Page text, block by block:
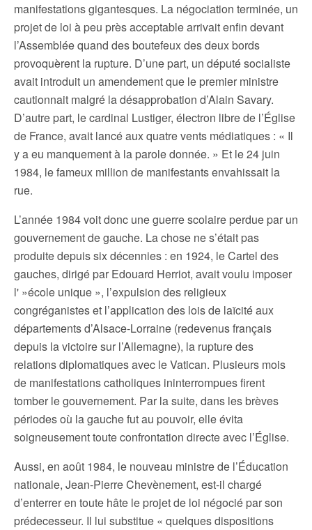
manifestations gigantesques. La négociation terminée, un
projet de loi à peu près acceptable arrivait enfin devant
l’Assemblée quand des boutefeux des deux bords
provoquèrent la rupture. D’une part, un député socialiste
avait introduit un amendement que le premier ministre
cautionnait malgré la désapprobation d’Alain Savary.
D’autre part, le cardinal Lustiger, électron libre de l’Église
de France, avait lancé aux quatre vents médiatiques : « Il
y a eu manquement à la parole donnée. » Et le 24 juin
1984, le fameux million de manifestants envahissait la
rue.
L’année 1984 voit donc une guerre scolaire perdue par un
gouvernement de gauche. La chose ne s’était pas
produite depuis six décennies : en 1924, le Cartel des
gauches, dirigé par Edouard Herriot, avait voulu imposer
l' »école unique », l’expulsion des religieux
congréganistes et l’application des lois de laïcité aux
départements d’Alsace-Lorraine (redevenus français
depuis la victoire sur l’Allemagne), la rupture des
relations diplomatiques avec le Vatican. Plusieurs mois
de manifestations catholiques ininterrompues firent
tomber le gouvernement. Par la suite, dans les brèves
périodes où la gauche fut au pouvoir, elle évita
soigneusement toute confrontation directe avec l’Église.
Aussi, en août 1984, le nouveau ministre de l’Éducation
nationale, Jean-Pierre Chevènement, est-il chargé
d’enterrer en toute hâte le projet de loi négocié par son
prédecesseur. Il lui substitue « quelques dispositions